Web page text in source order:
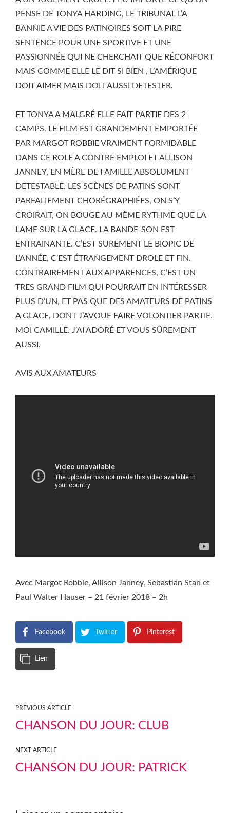
PENSE DE TONYA HARDING, LE TRIBUNAL L’A
BANNIE A VIE DES PATINOIRES SOIT LA PIRE
SENTENCE POUR UNE SPORTIVE ET UNE
PASSIONNÉE QUI NE CHERCHAIT QUE RÉCONFORT
MAIS COMME ELLE LE DIT SI BIEN , L’AMÉRIQUE
DOIT AIMER MAIS DOIT AUSSI DETESTER.
ET TONYA A MALGRÉ ELLE FAIT PARTIE DES 2
CAMPS. LE FILM EST GRANDEMENT EMPORTÉE
PAR MARGOT ROBBIE VRAIMENT FORMIDABLE
DANS CE ROLE A CONTRE EMPLOI ET ALLISON
JANNEY, EN MÈRE DE FAMILLE ABSOLUMENT
DETESTABLE. LES SCÈNES DE PATINS SONT
PARFAITEMENT CHORÉGRAPHIÉES, ON S’Y
CROIRAIT, ON BOUGE AU MÊME RYTHME QUE LA
LAME SUR LA GLACE. LA BANDE-SON EST
ENTRAINANTE. C’EST SUREMENT LE BIOPIC DE
L’ANNÉE, C’EST ÉTRANGEMENT DROLE ET FIN.
CONTRAIREMENT AUX APPARENCES, C’EST UN
TRES GRAND FILM QUI POURRAIT EN INTÉRESSER
PLUS D’UN, ET PAS QUE DES AMATEURS DE PATINS
A GLACE, DONT J’AVOUE FAIRE VOLONTIER PARTIE.
MOI CAMILLE. J’AI ADORÉ ET VOUS SÛREMENT
AUSSI.
AVIS AUX AMATEURS
Avec Margot Robbie, Allison Janney, Sebastian Stan et
Paul Walter Hauser – 21 février 2018 – 2h
Facebook Twitter Pinterest
Lien
PREVIOUS ARTICLE
CHANSON DU JOUR: CLUB
NEXT ARTICLE
CHANSON DU JOUR: PATRICK